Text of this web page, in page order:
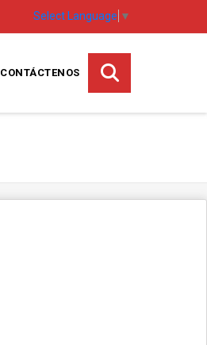
Select Language ▼
CONTÁCTENOS